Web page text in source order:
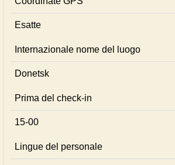
Esatte
Internazionale nome del luogo
Donetsk
Prima del check-in
15-00
Lingue del personale